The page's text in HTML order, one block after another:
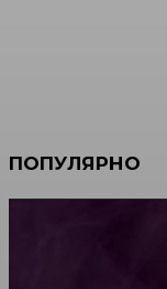
ПОПУЛЯРНО